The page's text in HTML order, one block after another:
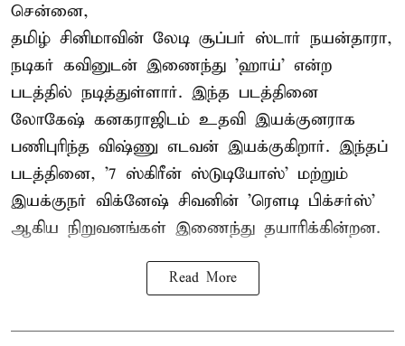
சென்னை,
தமிழ் சினிமாவின் லேடி சூப்பர் ஸ்டார் நயன்தாரா,
நடிகர் கவினுடன் இணைந்து 'ஹாய்' என்ற
படத்தில் நடித்துள்ளார். இந்த படத்தினை
லோகேஷ் கனகராஜிடம் உதவி இயக்குனராக
பணிபுரிந்த விஷ்ணு எடவன் இயக்குகிறார். இந்தப்
படத்தினை, '7 ஸ்கிரீன் ஸ்டுடியோஸ்' மற்றும்
இயக்குநர் விக்னேஷ் சிவனின் 'ரௌடி பிக்சர்ஸ்'
ஆகிய நிறுவனங்கள் இணைந்து தயாரிக்கின்றன.
Read More